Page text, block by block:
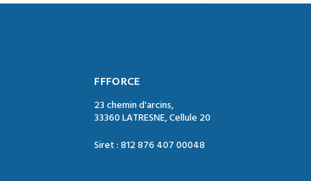
FFFORCE
23 chemin d'arcins,
33360 LATRESNE, Cellule 20
Siret : 812 876 407 00048